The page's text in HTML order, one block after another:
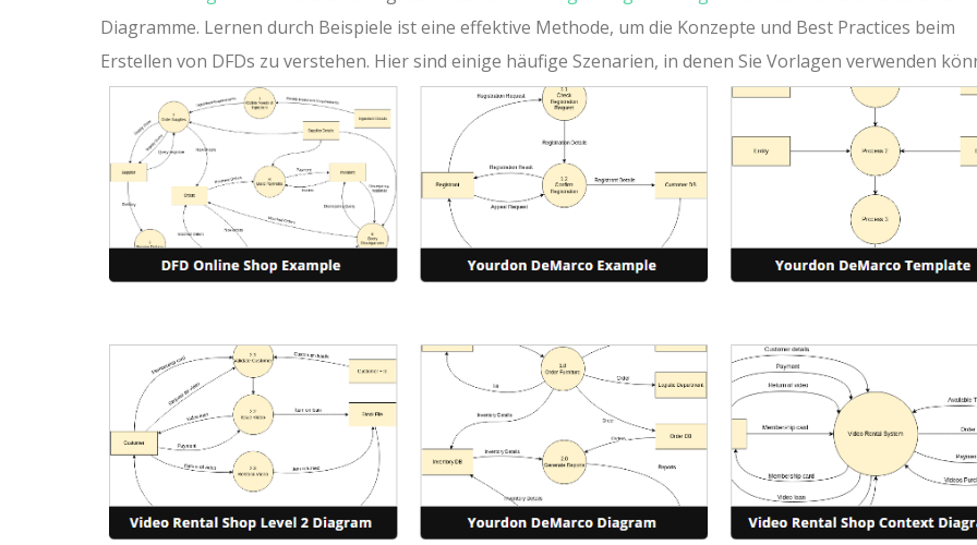
Diagramme. Lernen durch Beispiele ist eine effektive Methode, um die Konzepte und Best Practices beim
Erstellen von DFDs zu verstehen. Hier sind einige häufige Szenarien, in denen Sie Vorlagen verwenden